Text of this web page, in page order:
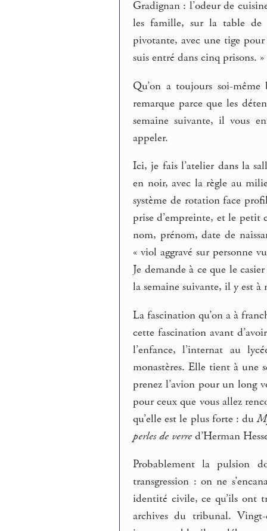
Gradignan : l’odeur de
les famille, sur la table de
pivotante, avec une tige pour
suis entré dans cinq prisons. »
Qu’on a toujours soi-
remarque parce que les
semaine suivante, il vous
appeler.
Ici, je fais l’atelier dans la
en noir, avec la règle au
système de rotation face
prise d’empreinte, et le petit
nom, prénom, date de
« viol aggravé sur personne
Je demande à ce que le
la semaine suivante, il y est à
La fascination qu’on a à
cette fascination avant
l’enfance, l’internat au
monastères. Elle tient à une
prenez l’avion pour un long
pour ceux que vous allez
qu’elle est le plus forte : du
perles de verre d’Herman
Probablement la pulsion
transgression : on ne
identité civile, ce qu’ils ont
archives du tribunal.